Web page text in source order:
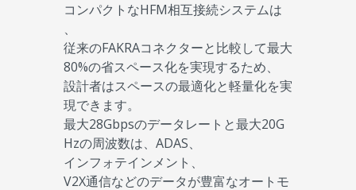
コンパクトなHFM相互接続システムは
、
従来のFAKRAコネクターと比較して最大
80%の省スペース化を実現するため、
設計者はスペースの最適化と軽量化を実
現できます。
最大28Gbpsのデータレートと最大20G
Hzの周波数は、ADAS、
インフォテインメント、
V2X通信などのデータが豊富なオートモ